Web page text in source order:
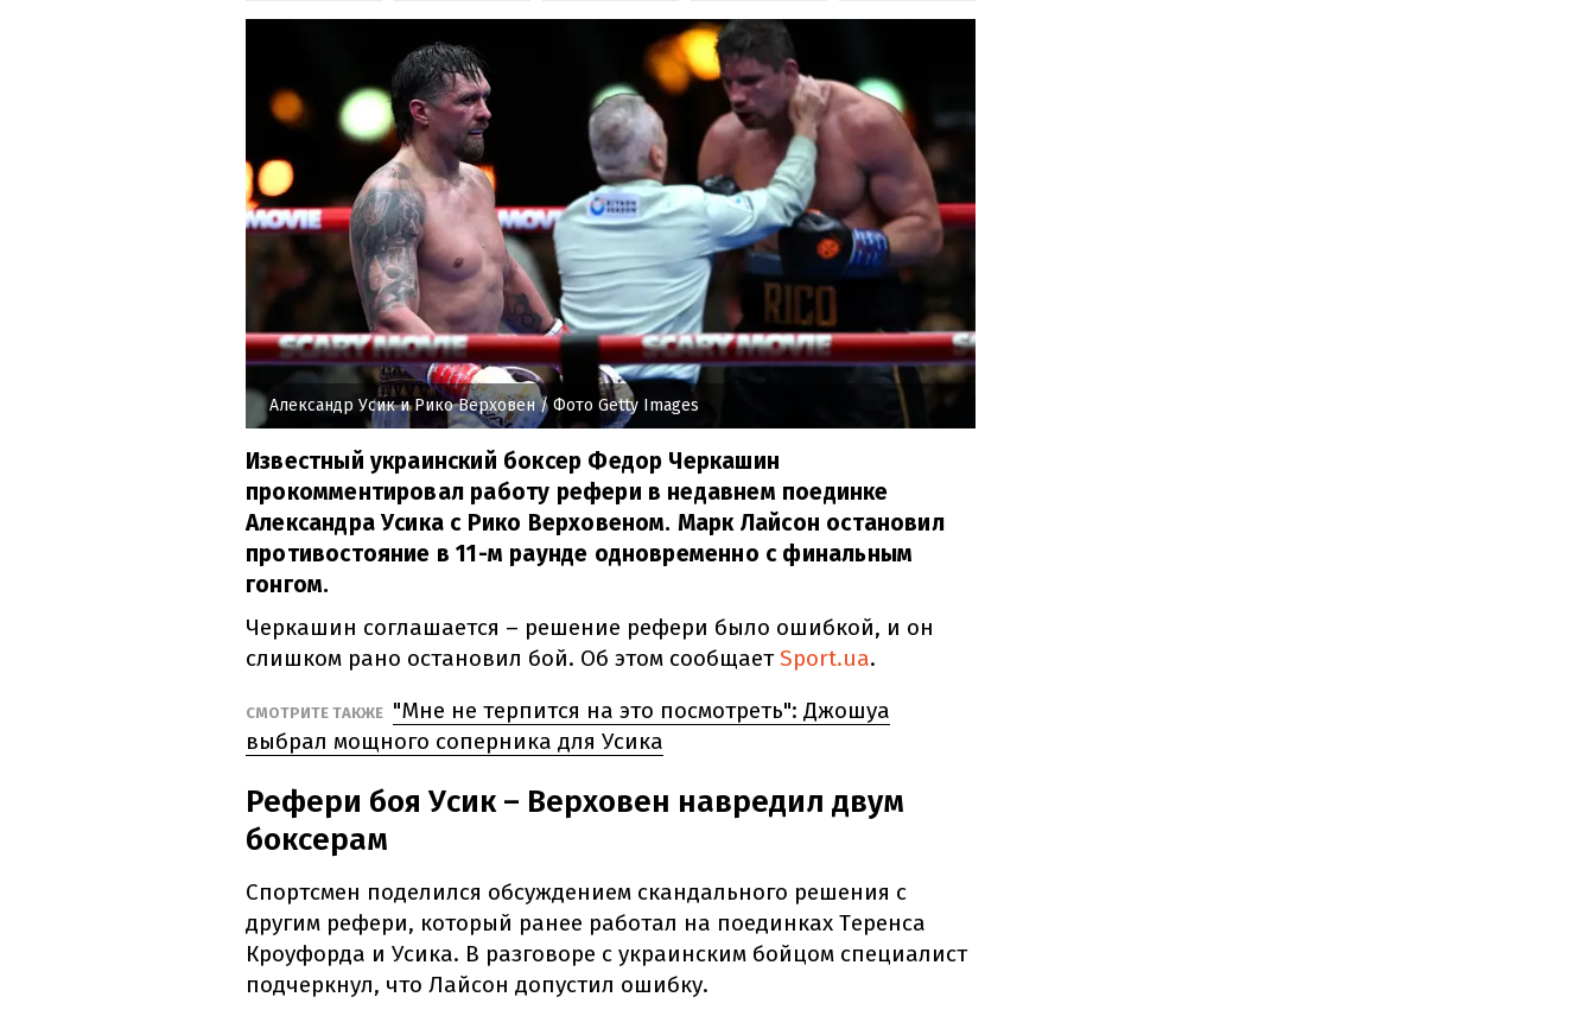
Александр Усик и Рико Верховен/ Фото Getty Images
Известный украинский боксер Федор Черкашин
прокомментировал работу рефери в недавнем поединке
Александра Усика с Рико Верховеном. Марк Лайсон остановил
противостояние в 11-м раунде одновременно с финальным
гонгом.
Черкашин соглашается – решение рефери было ошибкой, и он
слишком рано остановил бой. Об этом сообщаетSport.ua.
СМОТРИТЕ ТАКЖЕ "Мне не терпится на это посмотреть": Джошуа
выбрал мощного соперника для Усика
Рефери боя Усик – Верховен навредил двум
боксерам
Спортсмен поделился обсуждением скандального решения с
другим рефери, который ранее работал на поединках Теренса
Кроуфорда и Усика. В разговоре с украинским бойцом специалист
подчеркнул, что Лайсон допустил ошибку.